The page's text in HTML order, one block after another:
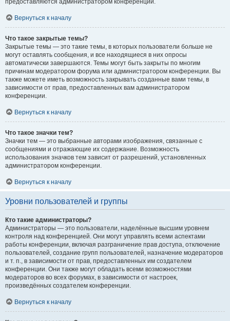
предоставляются администратором конференции.
Вернуться к началу
Что такое закрытые темы?
Закрытые темы — это такие темы, в которых пользователи больше не
могут оставлять сообщения, и все находящиеся в них опросы
автоматически завершаются. Темы могут быть закрыты по многим
причинам модератором форума или администратором конференции. Вы
также можете иметь возможность закрывать созданные вами темы, в
зависимости от прав, предоставленных вам администратором
конференции.
Вернуться к началу
Что такое значки тем?
Значки тем — это выбранные авторами изображения, связанные с
сообщениями и отражающие их содержание. Возможность
использования значков тем зависит от разрешений, установленных
администратором конференции.
Вернуться к началу
Уровни пользователей и группы
Кто такие администраторы?
Администраторы — это пользователи, наделённые высшим уровнем
контроля над конференцией. Они могут управлять всеми аспектами
работы конференции, включая разграничение прав доступа, отключение
пользователей, создание групп пользователей, назначение модераторов
и т. п., в зависимости от прав, предоставленных им создателем
конференции. Они также могут обладать всеми возможностями
модераторов во всех форумах, в зависимости от настроек,
произведённых создателем конференции.
Вернуться к началу